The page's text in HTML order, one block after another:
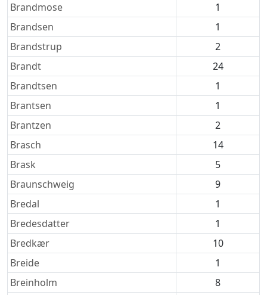
Brandmose
1
Brandsen
1
Brandstrup
2
Brandt
24
Brandtsen
1
Brantsen
1
Brantzen
2
Brasch
14
Brask
5
Braunschweig
9
Bredal
1
Bredesdatter
1
Bredkær
10
Breide
1
Breinholm
8